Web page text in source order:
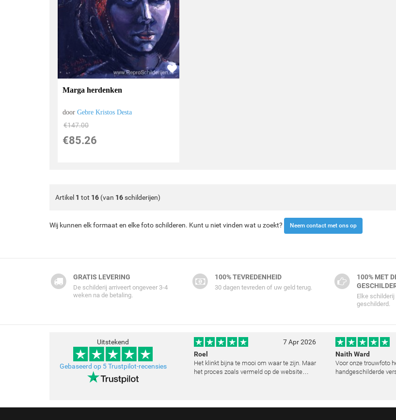
Marga herdenken
doorGebre Kristos Desta
€147.00
€85.26
Artikel 1 tot 16 (van 16schilderijen)
Wij kunnen elk formaat en elke foto schilderen. Kunt u niet vinden wat u zoekt? Neem contact met ons op
GRATIS LEVERING
De schilderij arriveert ongeveer 3-4
weken na de betaling.
100% TEVREDENHEID
30 dagen tevreden of uw geld terug.
100% MET
Elke
geschilderd.
Uitstekend
Gebaseerd op 5 Trustpilot-recensies
7 Apr 2026
Roel
Het klinkt bijna te mooi om waar te zijn. Maar
het proces zoals vermeld op de website
Naith Ward
Voor onze trouwfoto
handgeschilderde
de lic